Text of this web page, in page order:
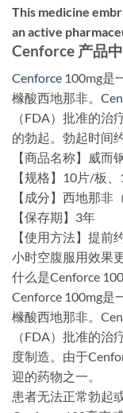
This medicine
an active
Cenforce 产品
Cenforce 100mg是
橼酸西地那非。
（FDA）批准的治
的勃起。勃起时间
【商品名称】威而
【规格】10片/板
【成分】西地那非
【保存期】3年
【使用方法】提
小时空腹服用效果更
什么是Cenforce
Cenforce 100mg是
橼酸西地那非。
（FDA）批准的
度制造。由于
迎的药物之一。
患者无法正常勃起